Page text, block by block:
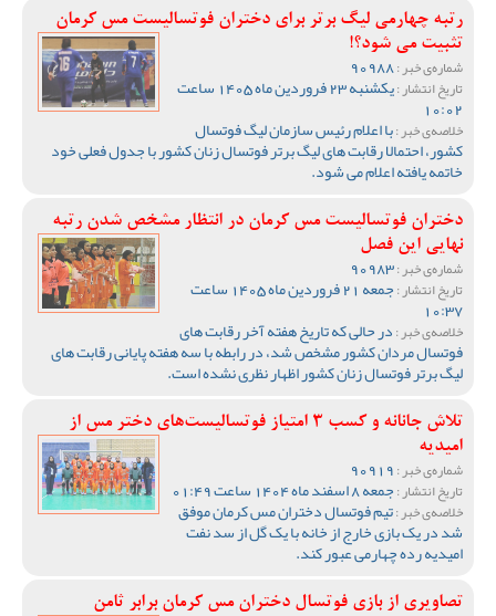
رتبه چهارمی لیگ برتر برای دختران فوتسالیست مس کرمان
تثبیت می شود؟!
شماره‌ی خبر :
تاریخ انتشار : یکشنبه 23 فروردین ماه 1405 ساعت
10:02
خلاصه‌ی خبر :با اعلام رئیس سازمان لیگ فوتسال
کشور، احتمالا رقابت های لیگ برتر فوتسال زنان کشور با جدول فعلی خود
خاتمه یافته اعلام می شود.
دختران فوتسالیست مس کرمان در انتظار مشخص شدن رتبه
نهایی این فصل
شماره‌ی خبر :
تاریخ انتشار : جمعه 21 فروردین ماه 1405 ساعت
10:37
خلاصه‌ی خبر :در حالی که تاریخ هفته آخر رقابت های
فوتسال مردان کشور مشخص شد، در رابطه با سه هفته پایانی رقابت های
لیگ برتر فوتسال زنان کشور اظهار نظری نشده است.
تلاش جانانه و کسب 3 امتیاز فوتسالیست‌های دختر مس از
امیدیه
شماره‌ی خبر :
تاریخ انتشار :جمعه 8 اسفند ماه 1404 ساعت 01:49
خلاصه‌ی خبر :تیم فوتسال دختران مس کرمان موفق
شد در یک بازی خارج از خانه با یک گل از سد نفت
امیدیه رده چهارمی عبور کند.
تصاویری از بازی فوتسال دختران مس کرمان برابر ثامن